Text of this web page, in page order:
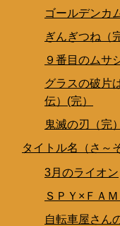
ゴールデンカ
ぎんぎつね（
９番目のムサ
グラスの破片
伝）(完）
鬼滅の刃（完）
タイトル名（さ～
3月のライオン
ＳＰＹ×ＦＡ
自転車屋さん